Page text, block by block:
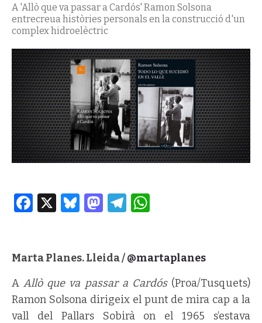
A 'Allò que va passar a Cardós' Ramon Solsona
entrecreua històries personals en la construcció d'un
complex hidroelèctric
Facebook
X Bluesky
Mastodon
Telegram
Marta Planes. Lleida /@martaplanes
AAllò que va passar a Cardós(Proa/Tusquets)
Ramon Solsona dirigeix el punt de mira cap a la
vall del Pallars Sobirà on el 1965 s’estava